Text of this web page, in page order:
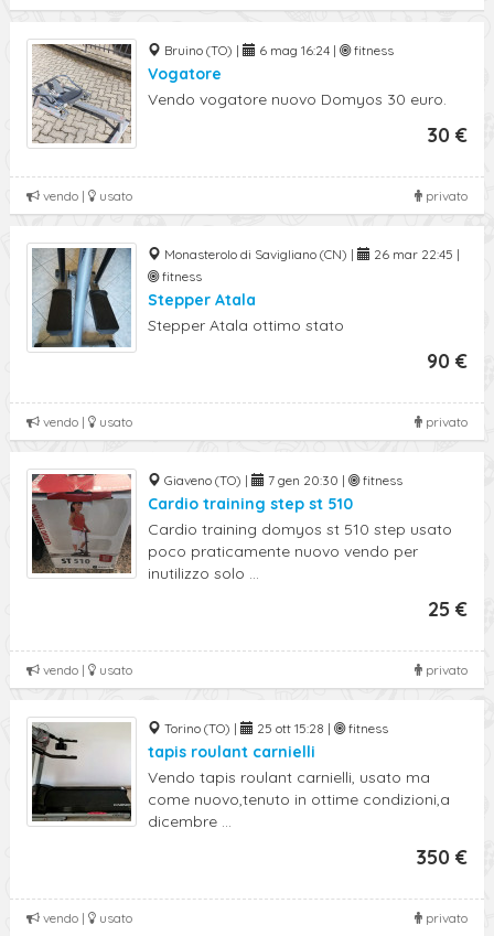
Bruino (TO) | 6 mag 16:24 | fitness
Vogatore
Vendo vogatore nuovo Domyos 30 euro.
30 €
privato
vendo | usato
Monasterolo di Savigliano (CN) |
26 mar 22:45 |
fitness
Stepper Atala
Stepper Atala ottimo stato
90 €
privato
vendo | usato
Giaveno (TO) | 7 gen 20:30 | fitness
Cardio training step st 510
Cardio training domyos st 510 step usato
poco praticamente nuovo vendo per
inutilizzo solo ...
25 €
privato
vendo | usato
Torino (TO) | 25 ott 15:28 | fitness
tapis roulant carnielli
Vendo tapis roulant carnielli, usato ma
come nuovo,tenuto in ottime condizioni,a
dicembre ...
350 €
privato
vendo | usato